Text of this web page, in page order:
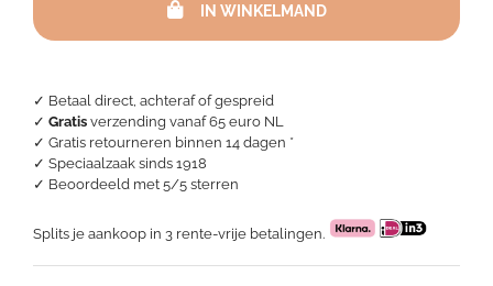
✓ Betaal direct, achteraf of gespreid
✓ Gratis verzending vanaf 65 euro NL
✓ Gratis retourneren binnen 14 dagen *
✓ Speciaalzaak sinds 1918
✓ Beoordeeld met 5/5 sterren
Splits je aankoop in 3 rente-vrije betalingen.
IN WINKELMAND